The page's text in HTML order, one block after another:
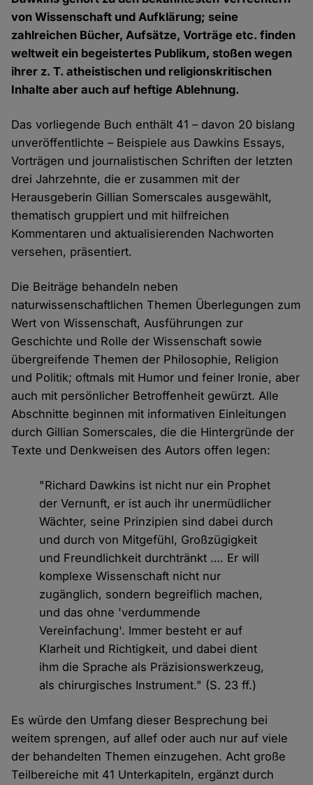
von Wissenschaft und Aufklärung; seine
zahlreichen Bücher, Aufsätze, Vorträge etc. finden
weltweit ein begeistertes Publikum, stoßen wegen
ihrer z. T. atheistischen und religionskritischen
Inhalte aber auch auf heftige Ablehnung.
Das vorliegende Buch enthält 41 – davon 20 bislang
unveröffentlichte – Beispiele aus Dawkins Essays,
Vorträgen und journalistischen Schriften der letzten
drei Jahrzehnte, die er zusammen mit der
Herausgeberin Gillian Somerscales ausgewählt,
thematisch gruppiert und mit hilfreichen
Kommentaren und aktualisierenden Nachworten
versehen, präsentiert.
Die Beiträge behandeln neben
naturwissenschaftlichen Themen Überlegungen zum
Wert von Wissenschaft, Ausführungen zur
Geschichte und Rolle der Wissenschaft sowie
übergreifende Themen der Philosophie, Religion
und Politik; oftmals mit Humor und feiner Ironie, aber
auch mit persönlicher Betroffenheit gewürzt. Alle
Abschnitte beginnen mit informativen Einleitungen
durch Gillian Somerscales, die die Hintergründe der
Texte und Denkweisen des Autors offen legen:
"Richard Dawkins ist nicht nur ein Prophet
der Vernunft, er ist auch ihr unermüdlicher
Wächter, seine Prinzipien sind dabei durch
und durch von Mitgefühl, Großzügigkeit
und Freundlichkeit durchtränkt …. Er will
komplexe Wissenschaft nicht nur
zugänglich, sondern begreiflich machen,
und das ohne 'verdummende
Vereinfachung'. Immer besteht er auf
Klarheit und Richtigkeit, und dabei dient
ihm die Sprache als Präzisionswerkzeug,
als chirurgisches Instrument." (S. 23 ff.)
Es würde den Umfang dieser Besprechung bei
weitem sprengen, auf allef oder auch nur auf viele
der behandelten Themen einzugehen. Acht große
Teilbereiche mit 41 Unterkapiteln, ergänzt durch